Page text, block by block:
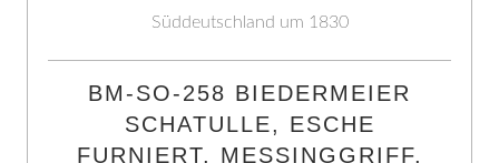
BM-SO-258 BIEDERMEIER
SCHATULLE, ESCHE
FURNIERT, MESSINGGRIFF,